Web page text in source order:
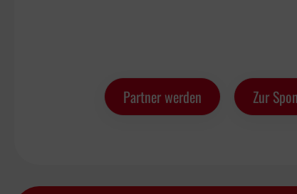
Partner werden Zur